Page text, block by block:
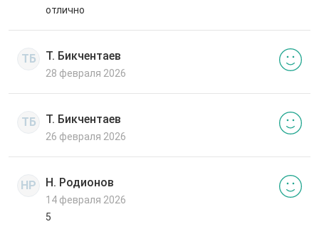
отлично
ТБ Т. Бикчентаев
28 февраля 2026
ТБ Т. Бикчентаев
26 февраля 2026
НР Н. Родионов
14 февраля 2026
5